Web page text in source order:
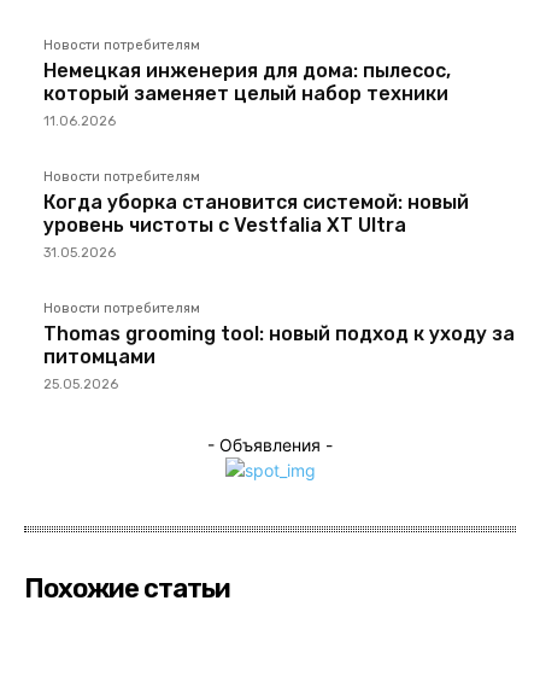
Новости потребителям
Немецкая инженерия для дома: пылесос,
который заменяет целый набор техники
11.06.2026
Новости потребителям
Когда уборка становится системой: новый
уровень чистоты с Vestfalia XT Ultra
31.05.2026
Новости потребителям
Thomas grooming tool: новый подход к уходу за
питомцами
25.05.2026
- Объявления -
Похожие статьи